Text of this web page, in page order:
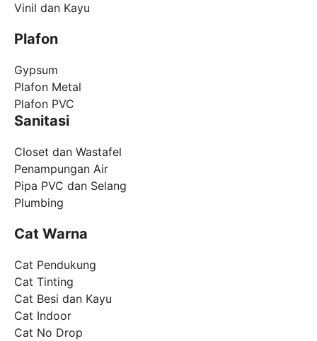
Vinil dan Kayu
Plafon
Gypsum
Plafon Metal
Plafon PVC
Sanitasi
Closet dan Wastafel
Penampungan Air
Pipa PVC dan Selang
Plumbing
Cat Warna
Cat Pendukung
Cat Tinting
Cat Besi dan Kayu
Cat Indoor
Cat No Drop